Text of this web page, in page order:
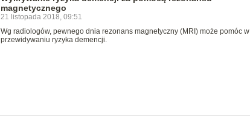
magnetycznego
21 listopada 2018, 09:51
Wg radiologów, pewnego dnia rezonans magnetyczny (MRI) może pomóc w
przewidywaniu ryzyka demencji.